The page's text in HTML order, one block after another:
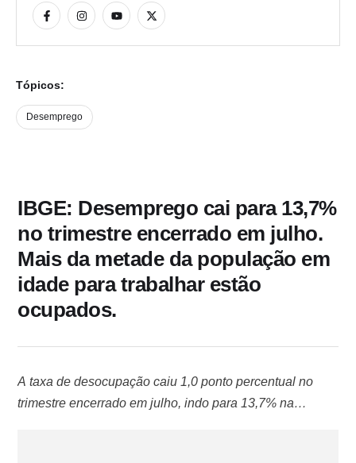
Tópicos:
Desemprego
IBGE: Desemprego cai para 13,7%
no trimestre encerrado em julho.
Mais da metade da população em
idade para trabalhar estão
ocupados.
A taxa de desocupação caiu 1,0 ponto percentual no
trimestre encerrado em julho, indo para 13,7% na